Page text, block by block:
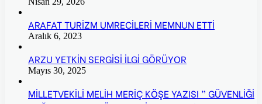
ARAFAT TURİZM UMRECİLERİ MEMNUN ETTİ
Aralık 6, 2023
ARZU YETKİN SERGİSİ İLGİ GÖRÜYOR
Mayıs 30, 2025
MİLLETVEKİLİ MELİH MERİÇ KÖŞE YAZISI ” GÜVENLİĞİ